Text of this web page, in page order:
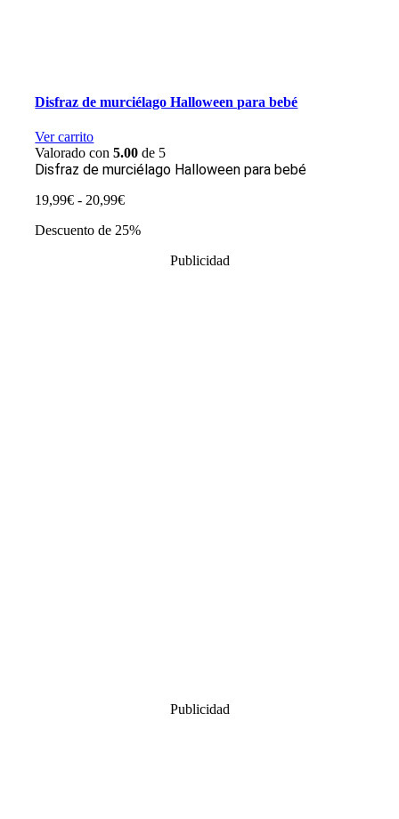
Disfraz de murciélago Halloween para bebé
Ver carrito
Valorado con5.00 de 5
Disfraz de murciélago Halloween para bebé
19,99€ - 20,99€Rango
precios:
Descuento de 25%
Publicidad
Publicidad